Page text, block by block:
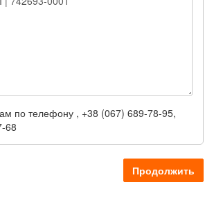
по телефону , +38 (067) 689-78-95,
68
Продолжить